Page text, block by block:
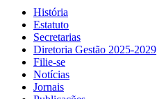
História
Estatuto
Secretarias
Diretoria Gestão 2025-2029
Filie-se
Notícias
Jornais